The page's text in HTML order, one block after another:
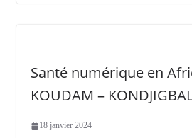
Santé numérique en
KOUDAM –
18 janvier 2024